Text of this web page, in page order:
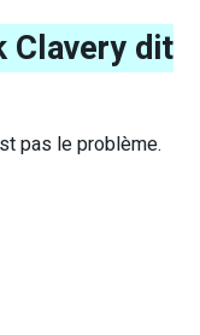
Clavery dit
pas le problème.